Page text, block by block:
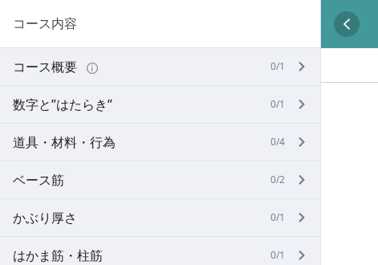
コース内容
コース概要 0/1
数字と”はたらき” 0/1
道具・材料・行為 0/4
ベース筋 0/2
かぶり厚さ 0/1
はかま筋・柱筋 0/1